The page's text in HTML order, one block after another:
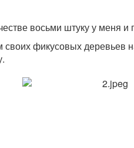
восьми штуку у меня
фикусовых деревьев